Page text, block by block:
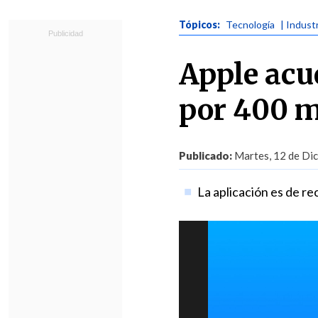
Tópicos: Tecnología |
Apple
por 400
Publicado: Martes, 12 de
La aplicación es de